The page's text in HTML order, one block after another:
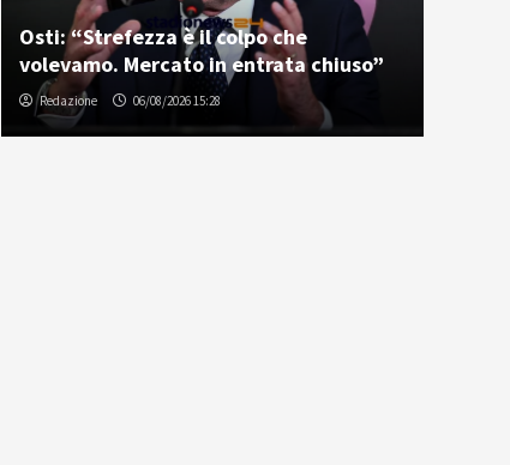
Osti: “Strefezza è il colpo che
volevamo. Mercato in entrata chiuso”
Redazione 06/08/2026 15:28